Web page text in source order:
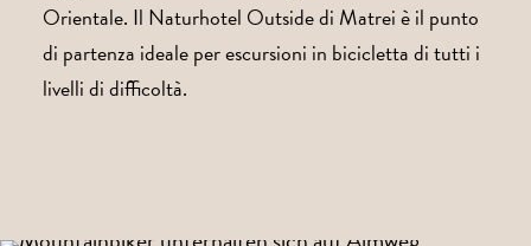
Orientale. Il Naturhotel Outside di Matrei è il punto
di partenza ideale per escursioni in bicicletta di tutti i
livelli di difficoltà.